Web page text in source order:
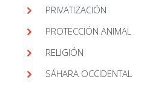
PRIVATIZACIÓN
PROTECCIÓN ANIMAL
RELIGIÓN
SÁHARA OCCIDENTAL